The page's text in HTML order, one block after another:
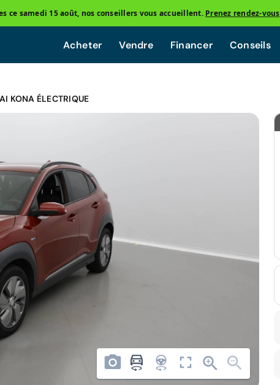
ce samedi 15 août, nos conseillers vous accueillent. Prenez rendez-vous
Acheter Vendre Financer Conseils
KONA ÉLECTRIQUE